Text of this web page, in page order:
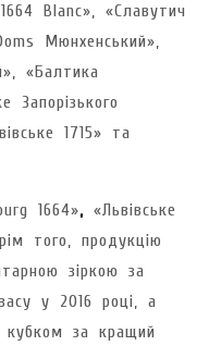
Blanc», «Славутич
Мюнхенський»,
«Балтика
Запорізького
1715» та
1664», «Львівське
того, продукцію
зіркою за
у 2016 році, а
кубком за кращий